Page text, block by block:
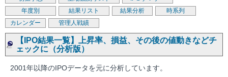
年度別
結果リスト 結果分析
時系列
カレンダー
管理人戦績
【IPO結果一覧】上昇率、損益、その後の値動きなどチ
ェックに（分析版）
2001年以降のIPOデータを元に分析しています。